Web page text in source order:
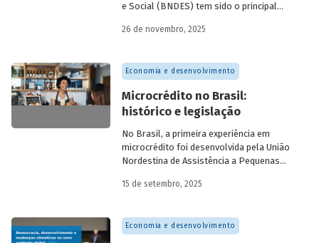
e Social (BNDES) tem sido o principal
brasileiro, ocupando um espaço central
momentos de crise, como as de 2008 e
da Covid-19, e no combate à emergência
climática. Para exercer esse papel, no
entanto, são necessárias sólidas fontes
de recursos.
26 de novembro, 2025
Economia e desenvolvimento
Microcrédito no Brasil:
histórico e legislação
No Brasil, a primeira experiência em
microcrédito foi desenvolvida pela União
Nordestina de Assistência a Pequenas
e Salvador (BA). Conhecida como
Na década de 1980, surgiram as primeiras
unidades da Rede Ceape e do Banco da
15 de setembro, 2025
Economia e desenvolvimento